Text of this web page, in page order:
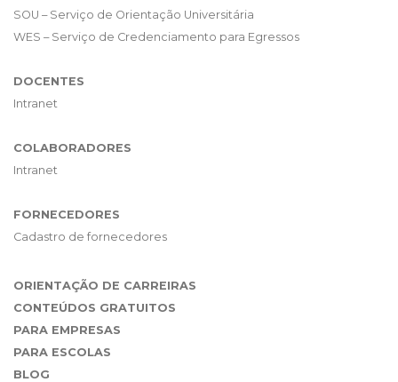
SOU – Serviço de Orientação Universitária
WES – Serviço de Credenciamento para Egressos
DOCENTES
Intranet
COLABORADORES
Intranet
FORNECEDORES
Cadastro de fornecedores
ORIENTAÇÃO DE CARREIRAS
CONTEÚDOS GRATUITOS
PARA EMPRESAS
PARA ESCOLAS
BLOG